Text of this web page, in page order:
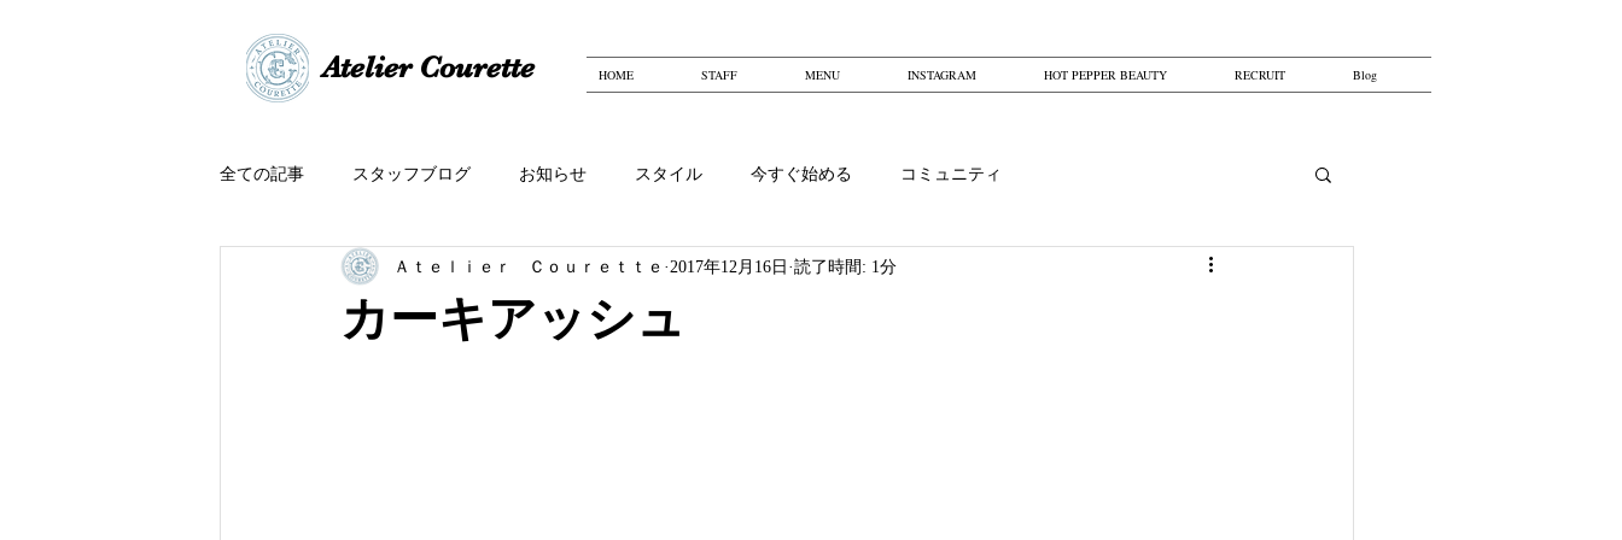
​​Atelier Courette​ HOME STAFF MENU INSTAGRAM HOT PEPPER BEAUTY RECRUIT Blog
全ての記事 スタッフブログ お知らせ スタイル 今すぐ始める コミュニティ
カーキアッシュ
Ａｔｅｌｉｅｒ Ｃｏｕｒｅｔｔｅ 2017年12月16日 読了時間: 1分